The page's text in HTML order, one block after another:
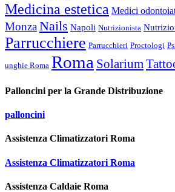
Medicina estetica Medici
MonzaNails Napoli Nutrizionista
Parrucchiere Parrucchieri Proctologi
unghie Roma Roma Solarium
Palloncini per la Grande Distribuzione
palloncini
Assistenza Climatizzatori Roma
Assistenza Climatizzatori Roma
Assistenza Caldaie Roma